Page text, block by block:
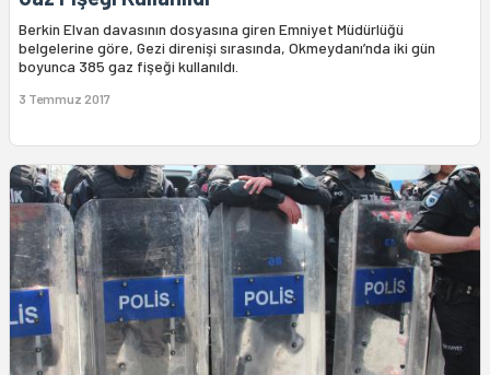
Berkin Elvan davasının dosyasına giren Emniyet Müdürlüğü
belgelerine göre, Gezi direnişi sırasında, Okmeydanı’nda iki gün
boyunca 385 gaz fişeği kullanıldı.
3 Temmuz 2017